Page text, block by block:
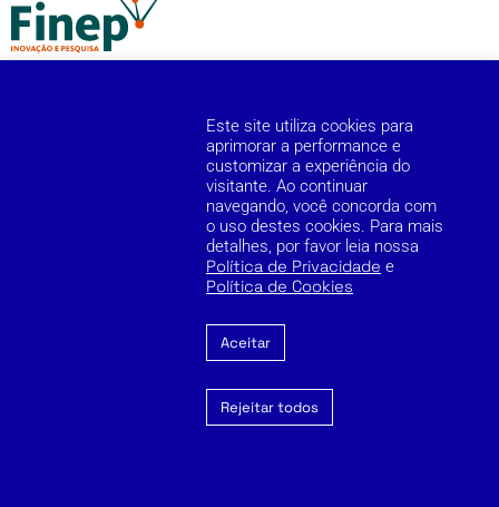
Privacy PolicyReporting Channel
Copyright © 2026 Zilia. Todos os direitos reservados.
Este site utiliza cookies para
aprimorar a performance e
customizar a experiência do
visitante. Ao continuar
navegando, você concorda com
o uso destes cookies. Para mais
detalhes, por favor leia nossa
Política de Privacidade e
Política de Cookies
Aceitar
Rejeitar todos